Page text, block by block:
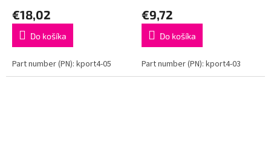
€18,02
Do košíka
Part number (PN): kport4-05
€9,72
Do košíka
Part number (PN): kport4-03